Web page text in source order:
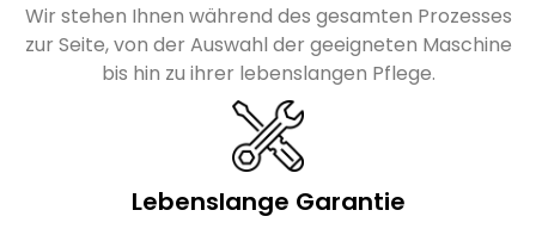
Wir stehen Ihnen während des gesamten Prozesses
zur Seite, von der Auswahl der geeigneten Maschine
bis hin zu ihrer lebenslangen Pflege.
Lebenslange Garantie